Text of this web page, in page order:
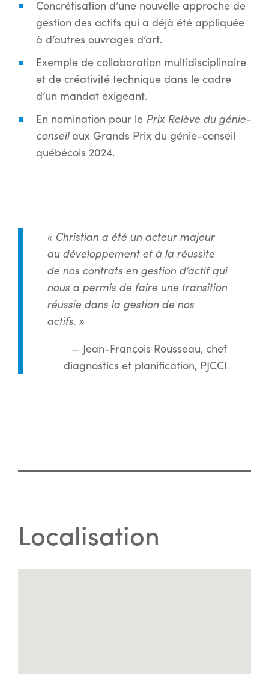
Concrétisation d’une nouvelle approche de
gestion des actifs qui a déjà été appliquée
à d’autres ouvrages d’art.
Exemple de collaboration multidisciplinaire
et de créativité technique dans le cadre
d’un mandat exigeant.
En nomination pour le Prix Relève du génie-
conseilaux Grands Prix du génie-conseil
québécois 2024.
« Christian a été un acteur majeur
au développement et à la réussite
de nos contrats en gestion d’actif qui
nous a permis de faire une transition
réussie dans la gestion de nos
actifs. »
— Jean-François Rousseau, chef
diagnostics et planification, PJCCI
Localisation